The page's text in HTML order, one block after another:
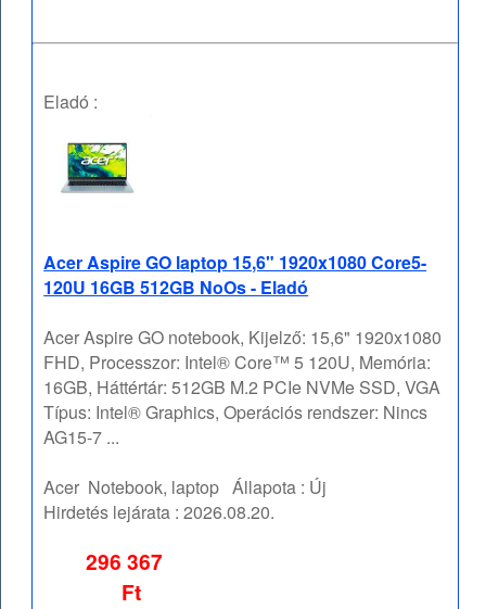
Eladó :
Acer Aspire GO laptop 15,6" 1920x1080 Core5-
120U 16GB 512GB NoOs - Eladó
Acer Aspire GO notebook, Kijelző: 15,6" 1920x1080
FHD, Processzor: Intel® Core™ 5 120U, Memória:
16GB, Háttértár: 512GB M.2 PCIe NVMe SSD, VGA
Típus: Intel® Graphics, Operációs rendszer: Nincs
AG15-7 ...
Acer Notebook, laptop Állapota : Új
Hirdetés lejárata :2026.08.20.
296 367
Ft